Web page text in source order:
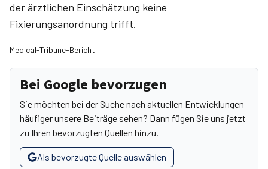
der ärztlichen Einschätzung keine
Fixierungsanordnung trifft.
Medical-Tribune-Bericht
Bei Google bevorzugen
Sie möchten bei der Suche nach aktuellen Entwicklungen
häufiger unsere Beiträge sehen? Dann fügen Sie uns jetzt
zu Ihren bevorzugten Quellen hinzu.
Als bevorzugte Quelle auswählen